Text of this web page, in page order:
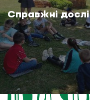
Справжні